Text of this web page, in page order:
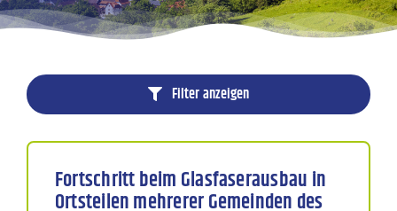
Filteranzeigen
Alle
Fortschritt beim Glasfaserausbau in
Ortsteilen mehrerer Gemeinden des